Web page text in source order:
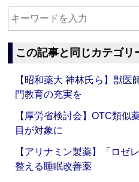
この記事と同じカテゴリ
【昭和薬大 神林氏ら】獣医
門教育の充実を
【厚労省検討会】OTC類似
目が対象に
【アリナミン製薬】「ロゼ
整える睡眠改善薬